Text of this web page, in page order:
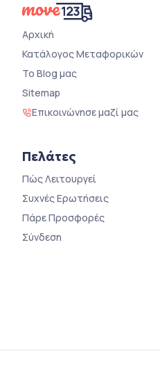
Αρχική
Κατάλογος Μεταφορικών
Το Blog μας
Sitemap
Επικοινώνησε μαζί μας
Πελάτες
Πώς Λειτουργεί
Συχνές Ερωτήσεις
Πάρε Προσφορές
Σύνδεση